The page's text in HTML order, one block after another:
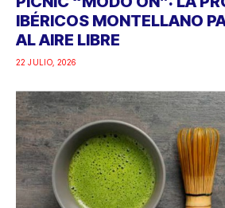
IBÉRICOS MONTELLANO
AL AIRE LIBRE
22 JULIO, 2026